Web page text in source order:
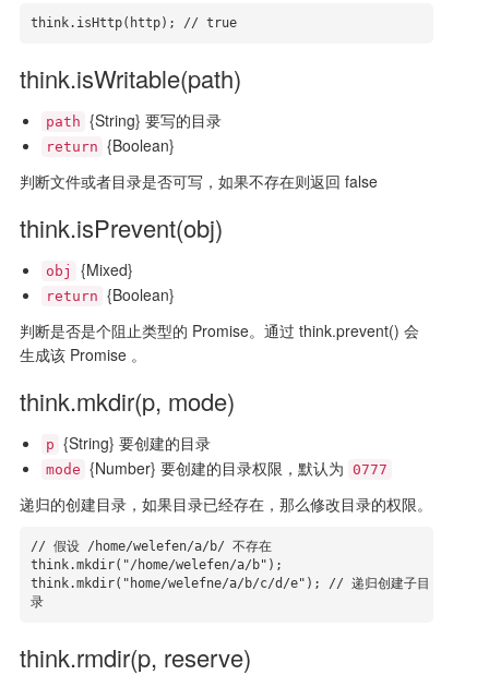
think.isHttp(http); // true
think.isWritable(path)
path {String} 要写的目录
return {Boolean}
判断文件或者目录是否可写，如果不存在则返回 false
think.isPrevent(obj)
obj {Mixed}
return {Boolean}
判断是否是个阻止类型的 Promise。通过 think.prevent() 会
生成该 Promise 。
think.mkdir(p, mode)
p {String} 要创建的目录
mode {Number} 要创建的目录权限，默认为 0777
递归的创建目录，如果目录已经存在，那么修改目录的权限。
// 假设 /home/welefen/a/b/ 不存在
think.mkdir("/home/welefen/a/b");
think.mkdir("home/welefne/a/b/c/d/e"); // 递归创建子目
录
think.rmdir(p, reserve)